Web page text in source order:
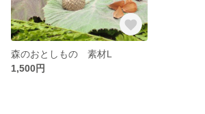
森のおとしもの 素材L
1,500円